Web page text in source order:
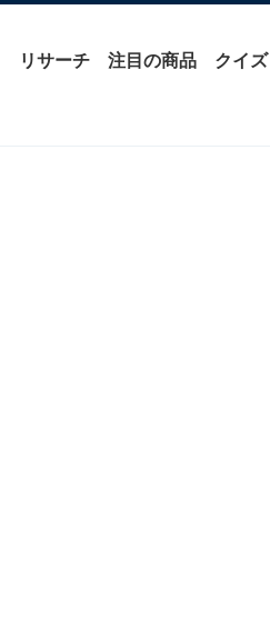
リサーチ 注目の商品 クイズ